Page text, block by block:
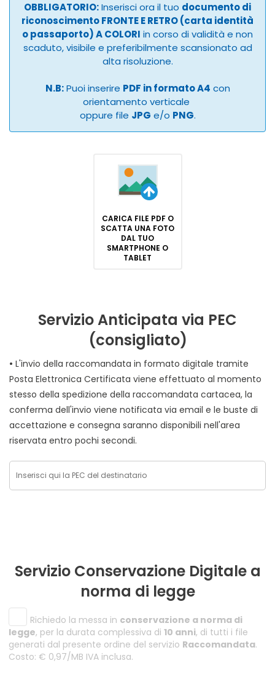
OBBLIGATORIO:Inserisci ora il tuo documento di
riconoscimento FRONTE E RETRO (carta identità
o passaporto) A COLORI in corso di validità e non
scaduto, visibile e preferibilmente scansionato ad
alta risoluzione.
N.B:Puoi inserire PDF in formato A4 con
orientamento verticale
oppure file JPG e/o PNG.
CARICA FILE PDF O
SCATTA UNA FOTO
DAL TUO
SMARTPHONE O
TABLET
Servizio Anticipata via PEC
(consigliato)
• L'invio della raccomandata in formato digitale tramite
Posta Elettronica Certificata viene effettuato al momento
stesso della spedizione della raccomandata cartacea, la
conferma dell'invio viene notificata via email e le buste di
accettazione e consegna saranno disponibili nell'area
riservata entro pochi secondi.
Servizio Conservazione Digitale a
norma di legge
Richiedo la messa in conservazione a norma di
legge, per la durata complessiva di 10 anni, di tutti i file
generati dal presente ordine del servizio Raccomandata.
Costo: € 0,97/MB IVA inclusa.